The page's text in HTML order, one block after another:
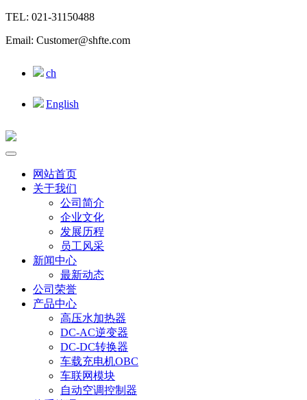
TEL: 021-31150488
Email: Customer@shfte.com
ch
English
网站首页
关于我们
公司简介
企业文化
发展历程
员工风采
新闻中心
最新动态
公司荣誉
产品中心
高压水加热器
DC-AC逆变器
DC-DC转换器
车载充电机OBC
车联网模块
自动空调控制器